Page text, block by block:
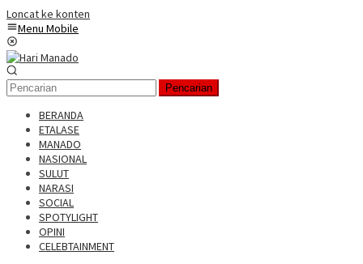
Loncat ke konten
Menu Mobile
Pencarian
BERANDA
ETALASE
MANADO
NASIONAL
SULUT
NARASI
SOCIAL
SPOTYLIGHT
OPINI
CELEBTAINMENT